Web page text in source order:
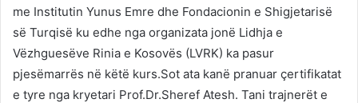
me Institutin Yunus Emre dhe Fondacionin e Shigjetarisë
së Turqisë ku edhe nga organizata jonë Lidhja e
Vëzhguesëve Rinia e Kosovës (LVRK) ka pasur
pjesëmarrës në këtë kurs.Sot ata kanë pranuar çertifikatat
e tyre nga kryetari Prof.Dr.Sheref Atesh. Tani trajnerët e